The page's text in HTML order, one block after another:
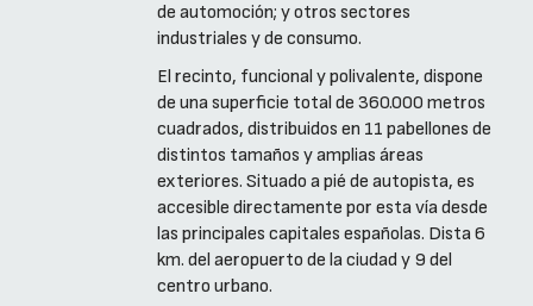
de automoción; y otros sectores
industriales y de consumo.
El recinto, funcional y polivalente, dispone
de una superficie total de 360.000 metros
cuadrados, distribuidos en 11 pabellones de
distintos tamaños y amplias áreas
exteriores. Situado a pié de autopista, es
accesible directamente por esta vía desde
las principales capitales españolas. Dista 6
km. del aeropuerto de la ciudad y 9 del
centro urbano.